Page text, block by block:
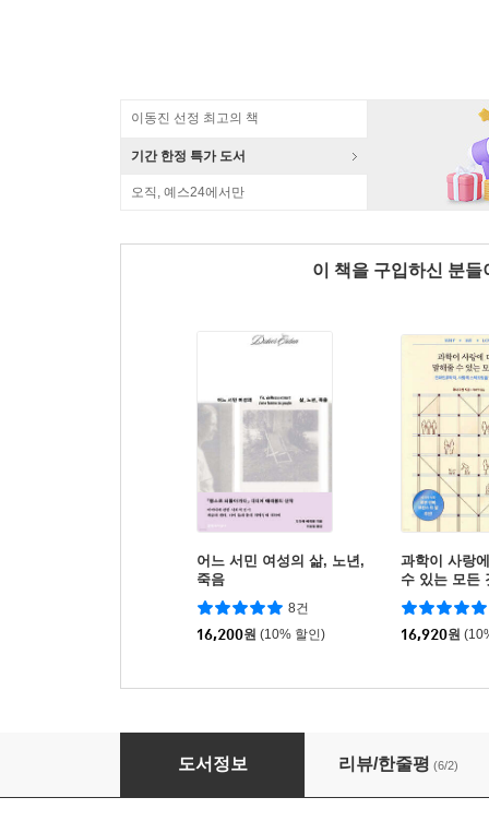
이동진 선정 최고의 책
기간 한정 특가 도서
오직, 예스24에서만
이 책을 구입하신 분
어느 서민 여성의 삶, 노년,
죽음
8건
16,200원 (10% 할인)
과학이 사랑
수 있는 모든
16,920원
혁명을 준비하는 시간
도서정보 리뷰/한줄평 (6/2)